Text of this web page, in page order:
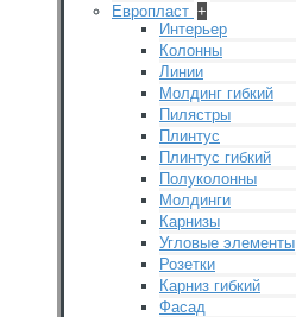
Европласт +
Интерьер
Колонны
Линии
Молдинг гибкий
Пилястры
Плинтус
Плинтус гибкий
Полуколонны
Молдинги
Карнизы
Угловые элементы
Розетки
Карниз гибкий
Фасад